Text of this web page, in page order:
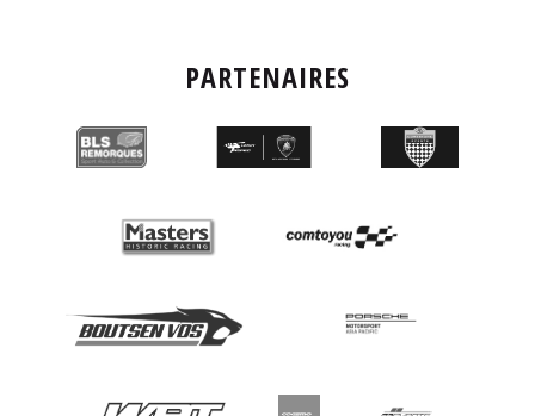
PARTENAIRES